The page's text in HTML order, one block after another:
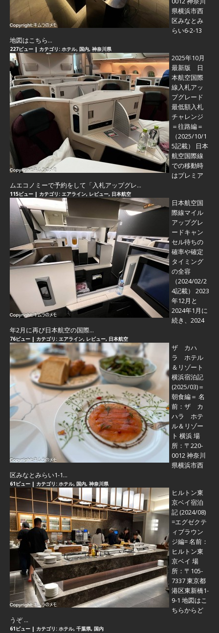
県横浜市西
区みなとみ
らい6-2-13
地図はこちら...
227ビュー | カテゴリ: ホテル, 国内, 神奈川県
2025年10月
最新版 日
本航空国際
線入札アッ
プグレード
最低額入札
チャレンジ
＝往路編＝
（2025/10/1
5記載） 日本
航空国際線
での移動時
はプレミア
ムエコノミーで予約をして「入札アップグレ...
115ビュー | カテゴリ: エアライン, レビュー, 日本航空
日本航空国
際線マイル
アップグレ
ードキャン
セル待ちの
確率や確定
タイミング
の全容
（2024/02/2
4記載） 2023
年12月と
2024年1月に
続き、2024
年2月に再び日本航空の国際...
76ビュー | カテゴリ: エアライン, レビュー, 日本航空
ザ カハ
ラ ホテル
＆リゾート
横浜宿泊記
(2025/03)＝
朝食編＝ 名
前：ザ カ
ハラ ホテ
ル＆リゾー
ト 横浜 場
所：〒220-
0012 神奈川
県横浜市西
区みなとみらい1-1...
61ビュー | カテゴリ: ホテル, 国内, 神奈川県
ヒルトン東
京ベイ宿泊
記 (2024/08)
=エグゼクテ
ィブラウン
ジ編=名前：
ヒルトン東
京ベイ 場
所：〒105-
7337 東京都
港区東新橋1-
9-1 地図はこ
ちらからど
うぞ ...
61ビュー | カテゴリ: ホテル, 千葉県, 国内